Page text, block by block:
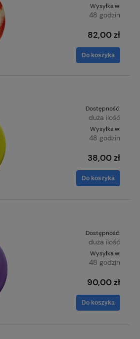
Wysyłka w:
48 godzin
82,00 zł
Do koszyka
Dostępność:
duża ilość
Wysyłka w:
48 godzin
38,00 zł
Do koszyka
Dostępność:
duża ilość
Wysyłka w:
48 godzin
90,00 zł
Do koszyka